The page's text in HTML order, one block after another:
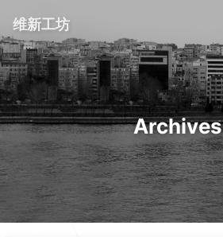
维新工坊
Archives